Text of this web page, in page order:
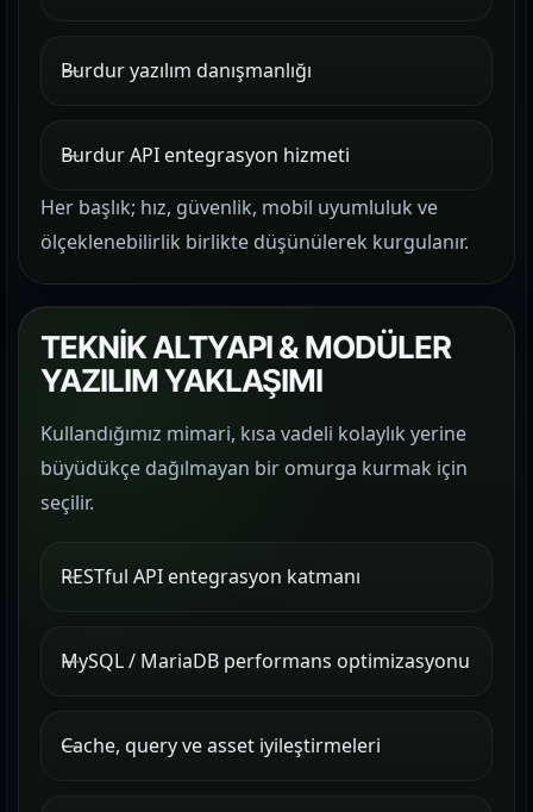
Burdur yazılım danışmanlığı
Burdur API entegrasyon hizmeti
Her başlık; hız, güvenlik, mobil uyumluluk ve
ölçeklenebilirlik birlikte düşünülerek kurgulanır.
TEKNİK ALTYAPI & MODÜLER
YAZILIM YAKLAŞIMI
Kullandığımız mimari, kısa vadeli kolaylık yerine
büyüdükçe dağılmayan bir omurga kurmak için
seçilir.
RESTful API entegrasyon katmanı
MySQL / MariaDB performans optimizasyonu
Cache, query ve asset iyileştirmeleri